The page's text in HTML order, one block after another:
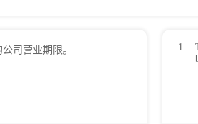
司营业期限。 1